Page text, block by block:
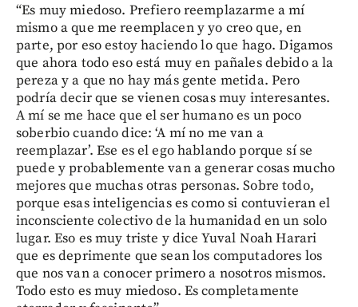
“Es muy miedoso. Prefiero reemplazarme a mí
mismo a que me reemplacen y yo creo que, en
parte, por eso estoy haciendo lo que hago. Digamos
que ahora todo eso está muy en pañales debido a la
pereza y a que no hay más gente metida. Pero
podría decir que se vienen cosas muy interesantes.
A mí se me hace que el ser humano es un poco
soberbio cuando dice: ‘A mí no me van a
reemplazar’. Ese es el ego hablando porque sí se
puede y probablemente van a generar cosas mucho
mejores que muchas otras personas. Sobre todo,
porque esas inteligencias es como si contuvieran el
inconsciente colectivo de la humanidad en un solo
lugar. Eso es muy triste y dice Yuval Noah Harari
que es deprimente que sean los computadores los
que nos van a conocer primero a nosotros mismos.
Todo esto es muy miedoso. Es completamente